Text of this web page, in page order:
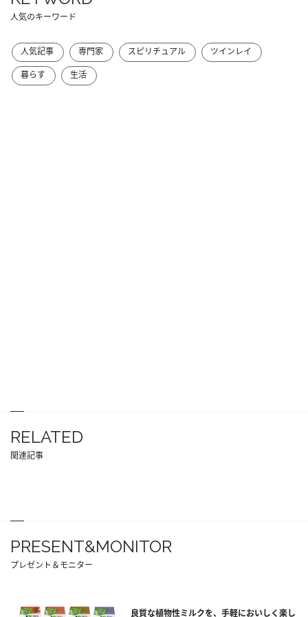
人気のキーワード
人気記事 専門家 スピリチュアル
ツインレイ
暮らす
生活
RELATED
関連記事
PRESENT&MONITOR
プレゼント＆モニター
良質な植物性ミルクを、手軽においしく楽し